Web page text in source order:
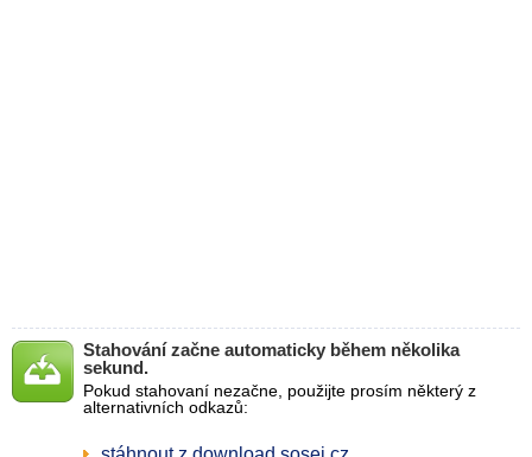
Stahování začne automaticky během několika
sekund.
Pokud stahovaní nezačne, použijte prosím některý z
alternativních odkazů: